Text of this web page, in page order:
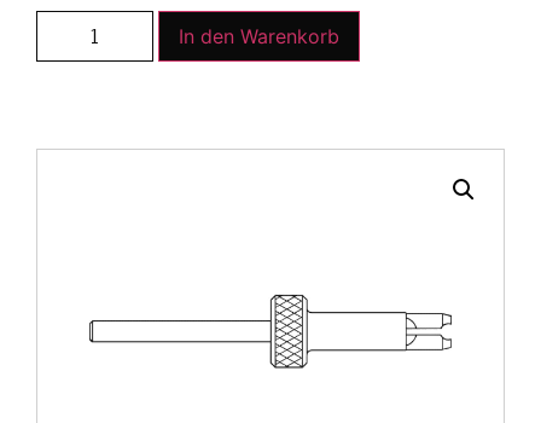
In den Warenkorb